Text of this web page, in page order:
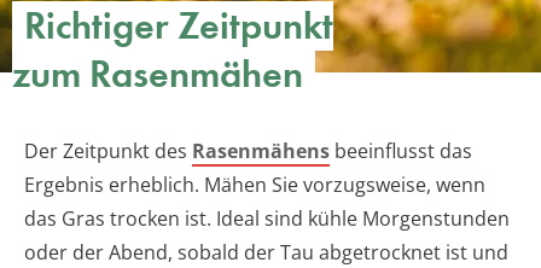
Richtiger Zeitpunkt
zum Rasenmähen
Der Zeitpunkt des Rasenmähens beeinflusst das
Ergebnis erheblich. Mähen Sie vorzugsweise, wenn
das Gras trocken ist. Ideal sind kühle Morgenstunden
oder der Abend, sobald der Tau abgetrocknet ist und